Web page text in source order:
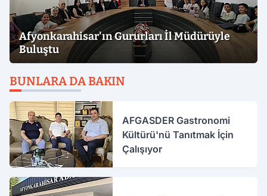
Afyonkarahisar'ın Gururları İl Müdürüyle
Buluştu
BUNLARA DA BAKIN
AFGASDER Gastronomi
Kültürü'nü Tanıtmak İçin
Çalışıyor